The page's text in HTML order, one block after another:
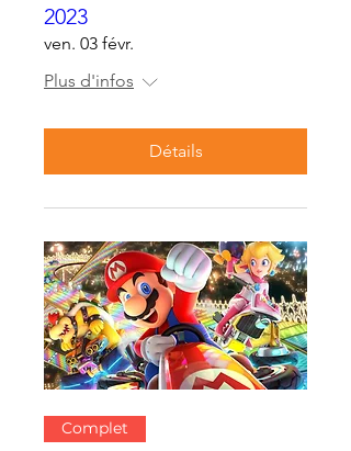
2023
ven. 03 févr.
Plus d'infos
Détails
Complet